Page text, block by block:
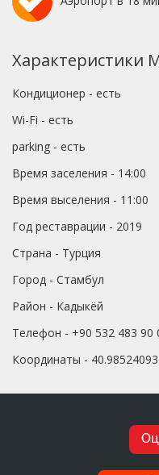
Характеристики
Кондиционер - есть
Wi-Fi - есть
parking - есть
Время заселения - 14:00
Время выселения - 11:00
Год реставрации - 2019
Страна - Турция
Город - Стамбул
Район - Кадыкёй
Телефон - +90 532 483 90
Координаты -